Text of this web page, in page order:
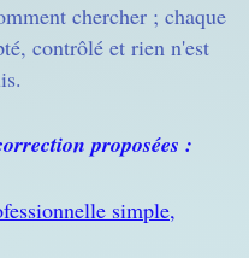
chercher ; chaque
contrôlé et rien n'est
proposées :
simple,